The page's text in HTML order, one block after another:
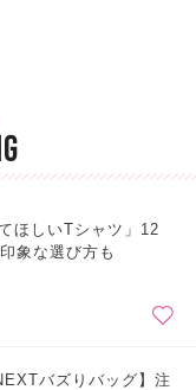
ほしいTシャツ」12
象な選び方も
バズりバッグ】注